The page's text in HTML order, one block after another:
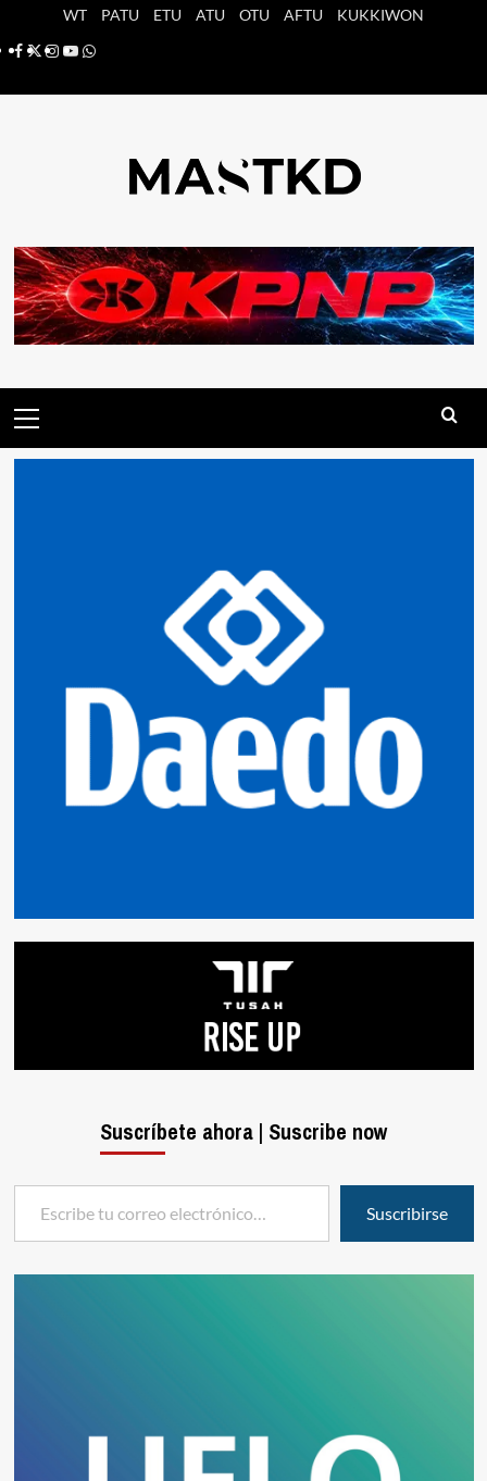
WT PATU ETU ATU OTU AFTU
KUKKIWON
Facebook
X Instagram
YouTube
Whatsapp
principal
Suscríbete ahora | Suscribe now
Escribe tu correo electrónico…
Suscribirse